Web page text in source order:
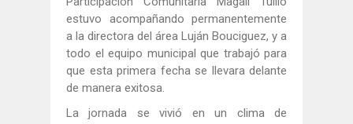
estuvo acompañando permanentemente
a la directora del área Luján Bouciguez, y a
todo el equipo municipal que trabajó para
que esta primera fecha se llevara delante
de manera exitosa.
La jornada se vivió en un clima de